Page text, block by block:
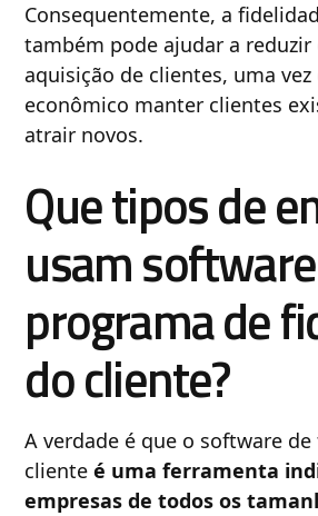
Consequentemente, a
também pode ajudar a reduzir
aquisição de clientes, uma vez
econômico manter clientes
atrair novos.
Que tipos de
usam
programa de
do cliente?
A verdade é que o software
cliente é uma ferramenta
empresas de todos os